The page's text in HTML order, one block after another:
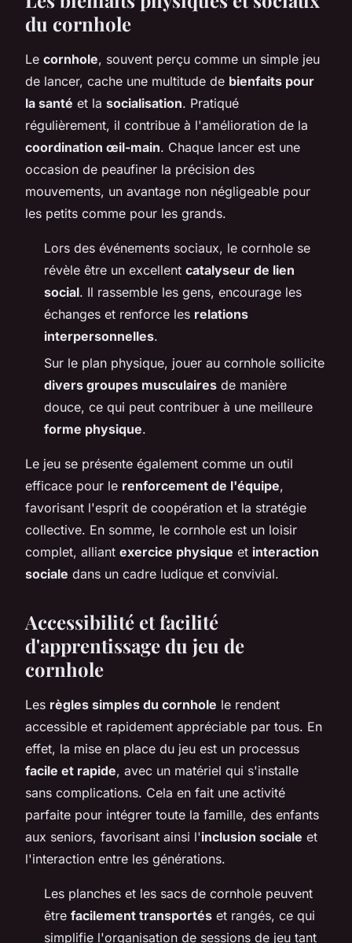
du cornhole
Le cornhole, souvent perçu comme un simple jeu
de lancer, cache une multitude de bienfaits pour
la santé et la socialisation. Pratiqué
régulièrement, il contribue à l'amélioration de la
coordination œil-main. Chaque lancer est une
occasion de peaufiner la précision des
mouvements, un avantage non négligeable pour
les petits comme pour les grands.
Lors des événements sociaux, le cornhole se
révèle être un excellent catalyseur de lien
social. Il rassemble les gens, encourage les
échanges et renforce les relations
interpersonnelles.
Sur le plan physique, jouer au cornhole sollicite
divers groupes musculaires de manière
douce, ce qui peut contribuer à une meilleure
forme physique.
Le jeu se présente également comme un outil
efficace pour le renforcement de l'équipe,
favorisant l'esprit de coopération et la stratégie
collective. En somme, le cornhole est un loisir
complet, alliant exercice physique et interaction
sociale dans un cadre ludique et convivial.
Accessibilité et facilité
d'apprentissage du jeu de
cornhole
Les règles simples du cornhole le rendent
accessible et rapidement appréciable par tous. En
effet, la mise en place du jeu est un processus
facile et rapide, avec un matériel qui s'installe
sans complications. Cela en fait une activité
parfaite pour intégrer toute la famille, des enfants
aux seniors, favorisant ainsi l'inclusion sociale et
l'interaction entre les générations.
Les planches et les sacs de cornhole peuvent
être facilement transportés et rangés, ce qui
simplifie l'organisation de sessions de jeu tant